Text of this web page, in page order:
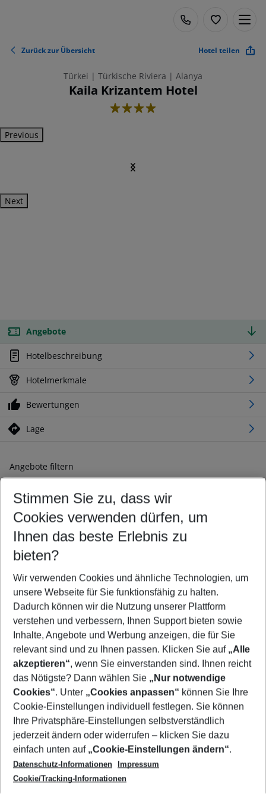
Zurück zur Übersicht Hotel teilen
Türkei | Türkische Riviera | Alanya
Kaila Krizantem Hotel
4
Previous
Next
Angebote
Hotelbeschreibung
Hotelmerkmale
Bewertungen
Lage
Angebote filtern
Ändern Sie Ihre Kriterien nach Ihren Wünschen
Abflughafen wählen
Beliebiger Abflughafen
Reisezeitraum wählen
09.08.26– 07.08.27 5-8 Nächte
2 Erwachsene Keine Kinder
Mehr Filter anzeigen
Footer
Footer navigation
Über uns
AGB
Cookie-Einstellungen ändern
Cookie-Richtlinie
Datenschutz
Service & Hilfe
Barrierefreies Reisen
Check-in
Folgen Sie uns
Stimmen Sie zu, dass wir
Cookies verwenden dürfen, um
Ihnen das beste Erlebnis zu
bieten?
Wir verwenden Cookies und ähnliche Technologien, um
unsere Webseite für Sie funktionsfähig zu halten.
Dadurch können wir die Nutzung unserer Plattform
verstehen und verbessern, Ihnen Support bieten sowie
Inhalte, Angebote und Werbung anzeigen, die für Sie
relevant sind und zu Ihnen passen. Klicken Sie auf „Alle
akzeptieren“, wenn Sie einverstanden sind. Ihnen reicht
das Nötigste? Dann wählen Sie „Nur notwendige
Cookies“. Unter „Cookies anpassen“ können Sie Ihre
Cookie-Einstellungen individuell festlegen. Sie können
Ihre Privatsphäre-Einstellungen selbstverständlich
jederzeit ändern oder widerrufen – klicken Sie dazu
einfach unten auf „Cookie-Einstellungen ändern“.
Datenschutz-Informationen
Impressum
Cookie/Tracking-Informationen